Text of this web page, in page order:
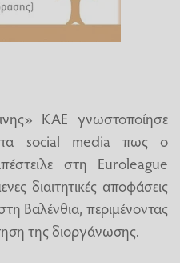
ΚΑΕ γνωστοποίησε
social media πως ο
στη Euroleague
διαιτητικές αποφάσεις
Βαλένθια, περιμένοντας
της διοργάνωσης.